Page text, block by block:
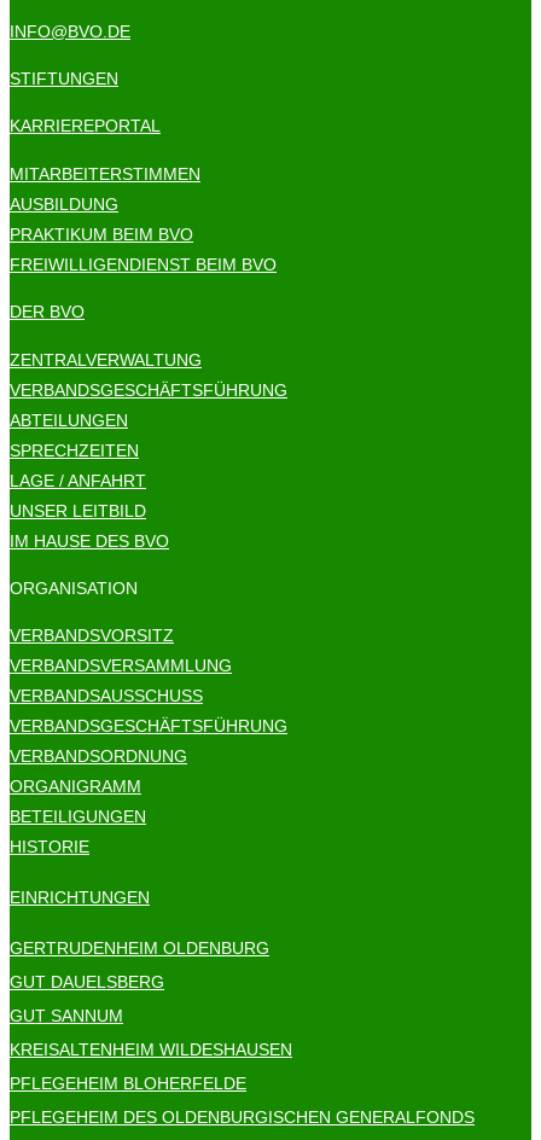
INFO@BVO.DE
STIFTUNGEN
KARRIEREPORTAL
MITARBEITERSTIMMEN
AUSBILDUNG
PRAKTIKUM BEIM BVO
FREIWILLIGENDIENST BEIM BVO
DER BVO
ZENTRALVERWALTUNG
VERBANDSGESCHÄFTSFÜHRUNG
ABTEILUNGEN
SPRECHZEITEN
LAGE / ANFAHRT
UNSER LEITBILD
IM HAUSE DES BVO
ORGANISATION
VERBANDSVORSITZ
VERBANDSVERSAMMLUNG
VERBANDSAUSSCHUSS
VERBANDSGESCHÄFTSFÜHRUNG
VERBANDSORDNUNG
ORGANIGRAMM
BETEILIGUNGEN
HISTORIE
EINRICHTUNGEN
GERTRUDENHEIM OLDENBURG
GUT DAUELSBERG
GUT SANNUM
KREISALTENHEIM WILDESHAUSEN
PFLEGEHEIM BLOHERFELDE
PFLEGEHEIM DES OLDENBURGISCHEN GENERALFONDS